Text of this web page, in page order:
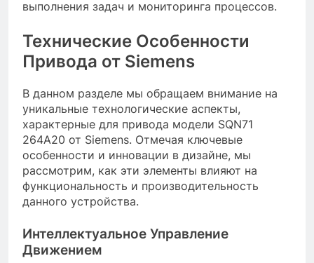
выполнения задач и мониторинга процессов.
Технические Особенности
Привода от Siemens
В данном разделе мы обращаем внимание на
уникальные технологические аспекты,
характерные для привода модели SQN71
264A20 от Siemens. Отмечая ключевые
особенности и инновации в дизайне, мы
рассмотрим, как эти элементы влияют на
функциональность и производительность
данного устройства.
Интеллектуальное Управление
Движением